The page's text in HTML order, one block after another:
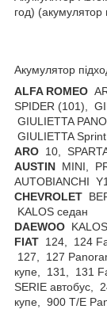
год) (акумулятор
Акумулятор
ALFA ROMEO
SPIDER (101),
GIULIETTA
GIULIETTA
ARO 10,
AUSTIN MINI,
AUTOBIANCHI
CHEVROLET
KALOS седан
DAEWOO
FIAT 124, 124
127, 127
купе, 131, 131
SERIE автобус,
купе, 900 T/E